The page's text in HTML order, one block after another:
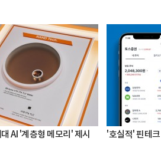
AI '계층형 메모리' 제시 '호실적' 핀테크